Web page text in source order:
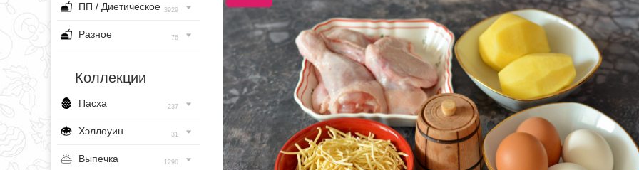
ПП / Диетическое 3929
Разное 76
Коллекции
Пасха 237
Хэллоуин 31
Выпечка 1296